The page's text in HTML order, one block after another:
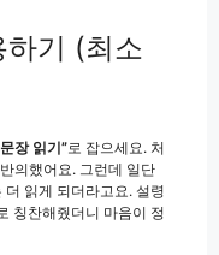
기 (최소
장 읽기”로 잡으세요. 처
의했어요. 그런데 일단
읽게 되더라고요. 설령
칭찬해줬더니 마음이 정